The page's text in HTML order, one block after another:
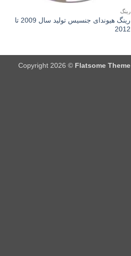
رینگ
رینگ هیوندای جنسیس تولید سال 2009 تا
2012
Copyright 2026 © Flatsome Theme